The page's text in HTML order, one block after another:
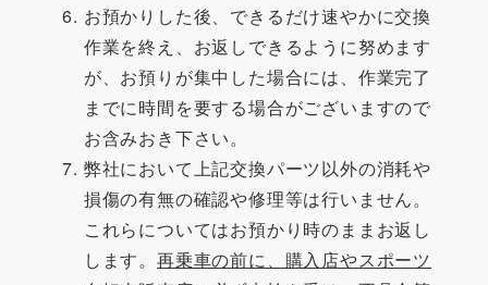
お預かりした後、できるだけ速やかに交換
作業を終え、お返しできるように努めます
が、お預りが集中した場合には、作業完了
までに時間を要する場合がございますので
お含みおき下さい。
弊社において上記交換パーツ以外の消耗や
損傷の有無の確認や修理等は行いません。
これらについてはお預かり時のままお返し
します。 再乗車の前に、購入店やスポーツ